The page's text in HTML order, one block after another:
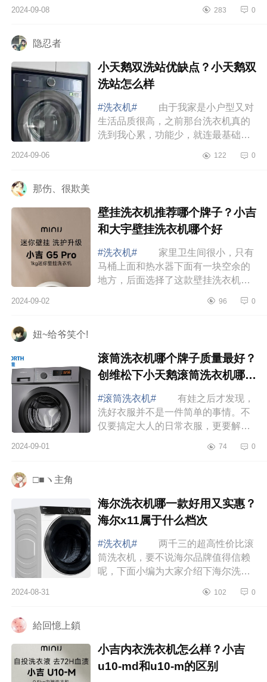
为一体，是我家庭中的“全能帮手”。下
2024-09-08 283 0
隐忍者
小天鹅双洗站优缺点？小天鹅双
洗站怎么样
#洗衣机#
由于我家是小户型又对
生活品质很高，之前那台洗衣机真的
洗到我心累，功能少，就连最基础的
大家介绍下小天鹅双洗站优缺点？小
2024-09-06 122 0
那伤、很欺美
壁挂洗衣机推荐哪个牌子？小吉
和大宇壁挂洗衣机哪个好
#洗衣机#
家里卫生间很小，只有
马桶上面和热水器下面有一块空余的
地方，后面选择了这款壁挂洗衣机，
天换下的衣服，都不用攒一大堆再去
2024-09-02 96 0
妞~给爷笑个!
滚筒洗衣机哪个牌子质量最好？
创维松下小天鹅滚筒洗衣机哪个
好
#滚筒洗衣机#
有娃之后才发现，
洗好衣服并不是一件简单的事情。不
仅要搞定大人的日常衣服，更要解决
们选对了洗衣机，才让这件本来不简
2024-09-01 74 0
□■ヽ主角
海尔洗衣机哪一款好用又实惠？
海尔x11属于什么档次
#洗衣机#
两千三的超高性价比滚
筒洗衣机，要不说海尔品牌值得信赖
呢，下面小编为大家介绍下海尔洗衣
么档次 海尔洗衣机哪一款好用又
2024-08-31 102 0
給回憶上鎖
小吉内衣洗衣机怎么样？小吉
u10-md和u10-m的区别